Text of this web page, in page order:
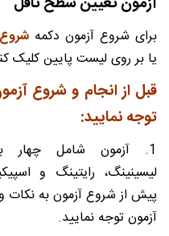
برای شروع آزمون دکمه
یا بر روی لیست پایین کلیک
قبل از انجام و شروع
توجه نمایید:
1. آزمون شامل چهار
لیسینینگ، رایتینگ و
پیش از شروع آزمون به نکات
آزمون توجه نمایید.